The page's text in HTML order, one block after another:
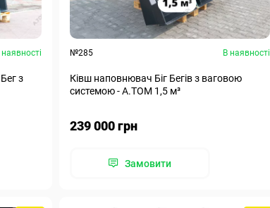
наявності
з
№285 В наявності
Ківш наповнювач Біг Бегів з ваговою
системою - А.ТОМ 1,5 м³
239 000 грн
Замовити